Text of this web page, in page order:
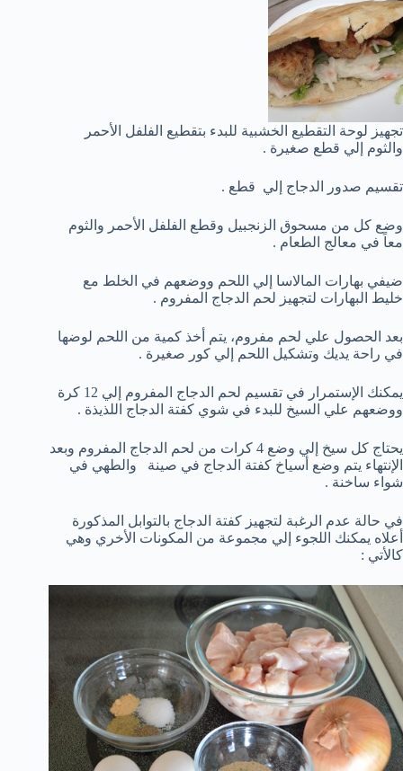
تجهيز لوحة التقطيع الخشبية للبدء بتقطيع الفلفل الأحمر
والثوم إلي قطع صغيرة .
تقسيم صدور الدجاج إلي قطع .
وضع كل من مسحوق الزنجبيل وقطع الفلفل الأحمر والثوم
معاً في معالج الطعام .
ضيفي بهارات المالاسا إلي اللحم ووضعهم في الخلط مع
خليط البهارات لتجهيز لحم الدجاج المفروم .
بعد الحصول علي لحم مفروم، يتم أخذ كمية من اللحم لوضها
في راحة يديك وتشكيل اللحم إلي كور صغيرة .
يمكنك الإستمرار في تقسيم لحم الدجاج المفروم إلي 12 كرة
ووضعهم علي السيخ للبدء في شوي كفتة الدجاج اللذيذة .
يحتاج كل سيخ إلي وضع 4 كرات من لحم الدجاج المفروم وبعد
الإنتهاء يتم وضع أسياخ كفتة الدجاج في صينة والطهي في
شواء ساخنة .
في حالة عدم الرغبة لتجهيز كفتة الدجاج بالتوابل المذكورة
أعلاه يمكنك اللجوء إلي مجموعة من المكونات الأخري وهي
كالأتي :